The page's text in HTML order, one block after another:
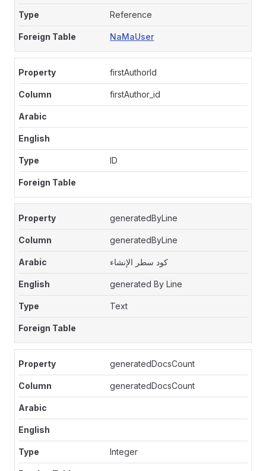
Reference
NaMaUser
firstAuthorId
firstAuthor_id
ID
generatedByLine
generatedByLine
كود سطر الإنشاء
generated By Line
Text
generatedDocsCount
generatedDocsCount
Integer